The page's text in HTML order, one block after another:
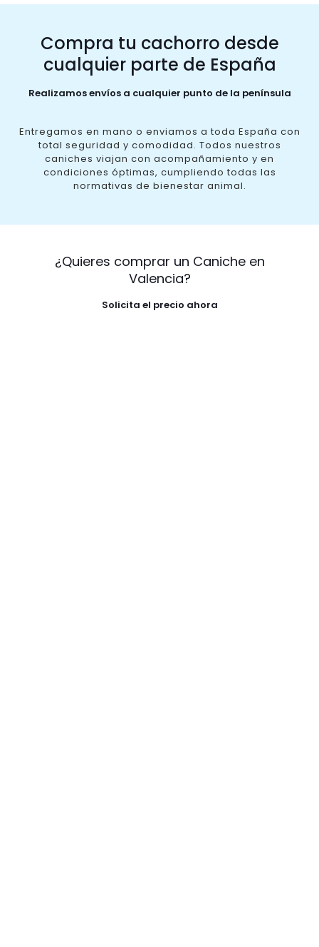
Compra tu cachorro desde
cualquier parte de España
Realizamos envíos a cualquier punto de la península
Entregamos en mano o enviamos a toda España con
total seguridad y comodidad. Todos nuestros
caniches viajan con acompañamiento y en
condiciones óptimas, cumpliendo todas las
normativas de bienestar animal.
¿Quieres comprar un Caniche en
Valencia?
Solicita el precio ahora